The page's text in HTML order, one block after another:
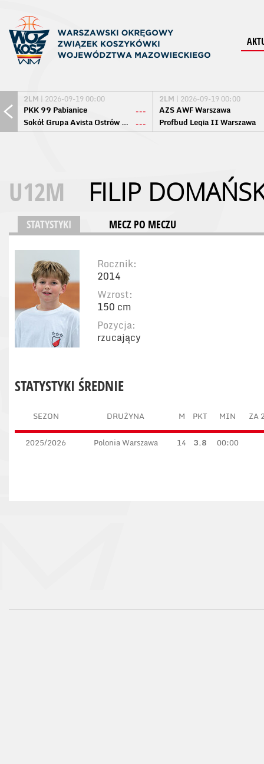
2LM | 2026-09-19 00:00
PKK 99 Pabianice
---
Sokół Grupa Avista Ostrów Maz. ---
2LM | 2026-09-19 00:00
AZS AWF Warszawa
Profbud Legia II Warszawa
U12M FILIP
STATYSTYKI MECZ PO MECZU
Rocznik:
2014
Wzrost:
150 cm
Pozycja:
rzucający
STATYSTYKI ŚREDNIE
SEZON DRUŻYNA M PKT MIN ZA
2025/2026 Polonia Warszawa 14 3.8 00:00